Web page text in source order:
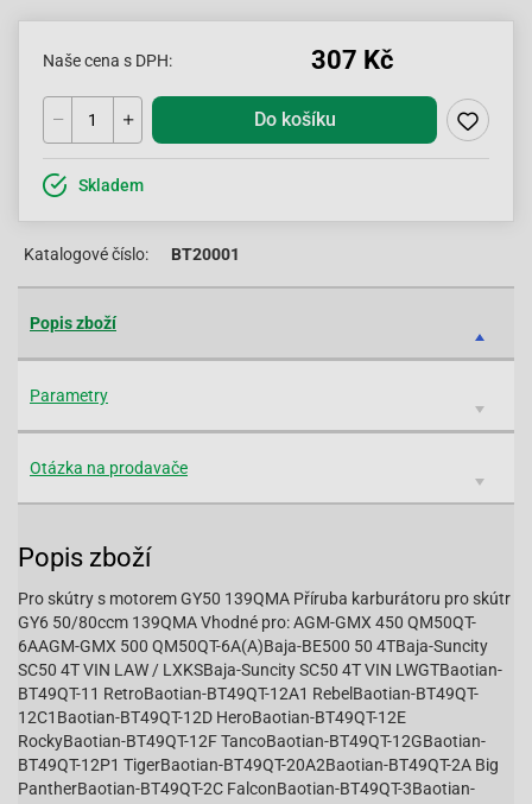
Naše cena s DPH: 307 Kč
Do košíku
Skladem
Katalogové číslo: BT20001
Popis zboží
Parametry
Otázka na prodavače
Popis zboží
Pro skútry s motorem GY50 139QMA Příruba karburátoru pro skútr
GY6 50/80ccm 139QMA Vhodné pro: AGM-GMX 450 QM50QT-
6AAGM-GMX 500 QM50QT-6A(A)Baja-BE500 50 4TBaja-Suncity
SC50 4T VIN LAW / LXKSBaja-Suncity SC50 4T VIN LWGTBaotian-
BT49QT-11 RetroBaotian-BT49QT-12A1 RebelBaotian-BT49QT-
12C1Baotian-BT49QT-12D HeroBaotian-BT49QT-12E
RockyBaotian-BT49QT-12F TancoBaotian-BT49QT-12GBaotian-
BT49QT-12P1 TigerBaotian-BT49QT-20A2Baotian-BT49QT-2A Big
PantherBaotian-BT49QT-2C FalconBaotian-BT49QT-3Baotian-